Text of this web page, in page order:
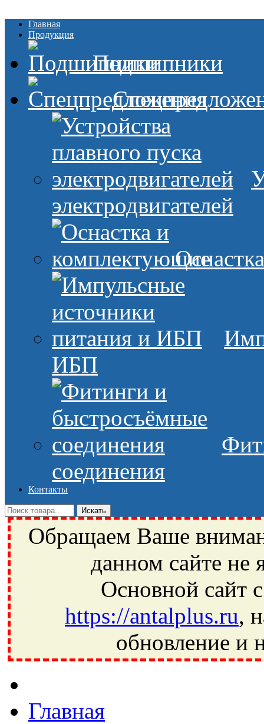
Главная
Продукция
Подшипники
электродвигателей
ИБП
соединения
Контакты
Обращаем Ваше
данном сайте не
Основной сайт
https://antalplus.ru,
обновление и
Ивантеевка, подшипники, пневматика, метизы, техника,
Главная